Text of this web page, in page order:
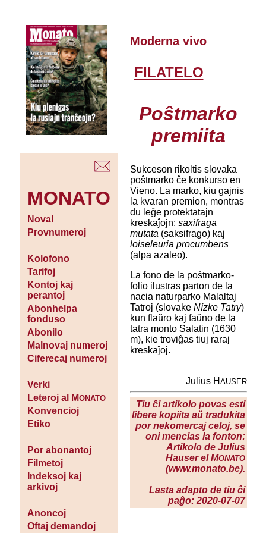
MONATO
Nova!
Provnumeroj
Kolofono
Tarifoj
Kontoj kaj
perantoj
Abonhelpa
fonduso
Abonilo
Malnovaj numeroj
Ciferecaj numeroj
Verki
Leteroj al MONATO
Konvencioj
Etiko
Por abonantoj
Filmetoj
Indeksoj kaj
arkivoj
Anoncoj
Oftaj demandoj
Moderna vivo
FILATELO
Poŝtmarko
premiita
Sukceson rikoltis slovaka
poŝtmarko ĉe konkurso en
Vieno. La marko, kiu gajnis
la kvaran premion, montras
du leĝe protektatajn
kreskaĵojn: saxifraga
mutata (saksifrago) kaj
loiseleuria procumbens
(alpa azaleo).
La fono de la poŝtmarko-
folio ilustras parton de la
nacia naturparko Malaltaj
Tatroj (slovake Nízke Tatry)
kun flaŭro kaj faŭno de la
tatra monto Salatin (1630
m), kie troviĝas tiuj raraj
kreskaĵoj.
Julius H AUSER
Tiu ĉi artikolo povas esti
libere kopiita aŭ tradukita
por nekomercaj celoj, se
oni mencias la fonton:
Artikolo de Julius
Hauser el MONATO
(www.monato.be).
Lasta adapto de tiu ĉi
paĝo: 2020-07-07